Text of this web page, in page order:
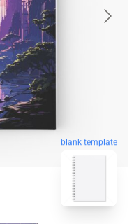
blank template